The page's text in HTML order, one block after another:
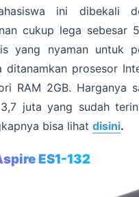
ini dibekali
cukup lega sebesar
yang nyaman untuk
ditanamkan prosesor
RAM 2GB. Harganya
juta yang sudah
bisa lihat disini.
ES1-132